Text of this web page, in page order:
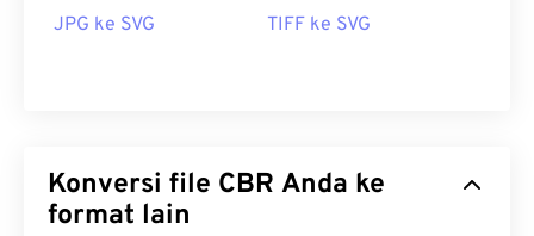
JPG ke SVG TIFF ke SVG
Konversi file CBR Anda ke
format lain